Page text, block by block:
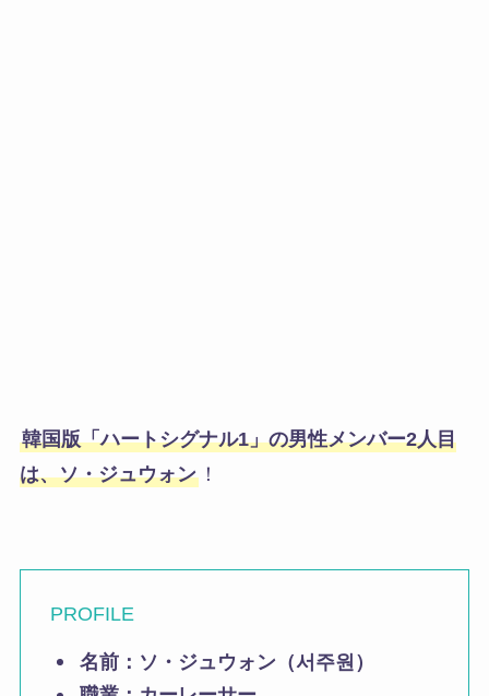
韓国版「ハートシグナル1」の男性メンバー2人目
は、ソ・ジュウォン！
PROFILE
名前：ソ・ジュウォン（서주원）